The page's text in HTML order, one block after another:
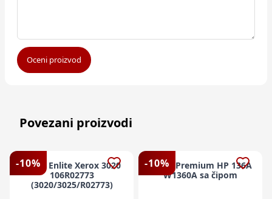
Oceni proizvod
Povezani proizvodi
-10%
Toner Enlite Xerox 3020
106R02773
(3020/3025/R02773)
-10%
Toner Premium HP 136A
W1360A sa čipom